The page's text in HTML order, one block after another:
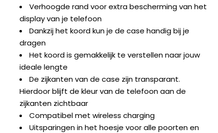
Verhoogde rand voor extra bescherming van het
display van je telefoon
Dankzij het koord kun je de case handig bij je
dragen
Het koord is gemakkelijk te verstellen naar jouw
ideale lengte
De zijkanten van de case zijn transparant.
Hierdoor blijft de kleur van de telefoon aan de
zijkanten zichtbaar
Compatibel met wireless charging
Uitsparingen in het hoesje voor alle poorten en